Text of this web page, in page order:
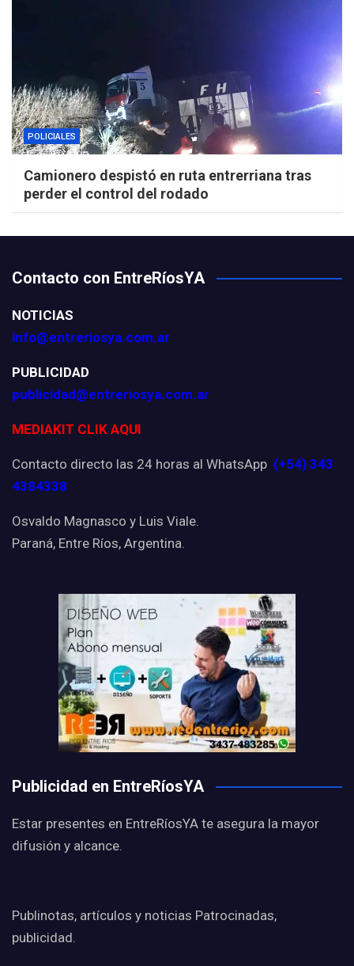
POLICIALES
Camionero despistó en ruta entrerriana tras
perder el control del rodado
Contacto con EntreRíosYA
NOTICIAS
info@entreriosya.com.ar
PUBLICIDAD
publicidad@entreriosya.com.ar
MEDIAKIT CLIK AQUI
Contacto directo las 24 horas al WhatsApp (+54) 343
4384338
Osvaldo Magnasco y Luis Viale.
Paraná, Entre Ríos, Argentina.
Publicidad en EntreRíosYA
Estar presentes en EntreRíosYA te asegura la mayor
difusión y alcance.
Publinotas, artículos y noticias Patrocinadas,
publicidad.